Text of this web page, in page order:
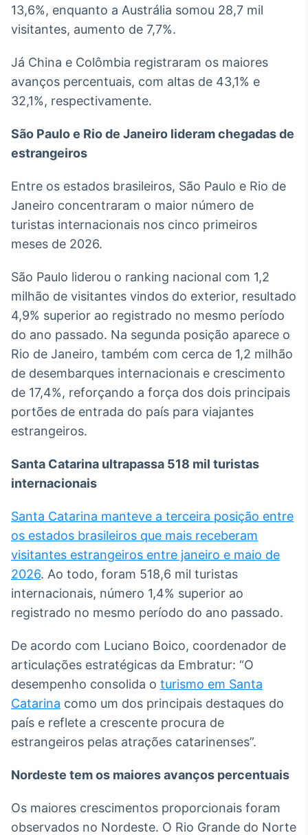
IA
Em breve
Em breve
Gestão de
de ativos
Em breve
13,6%, enquanto a Austrália somou 28,7 mil
visitantes, aumento de 7,7%.
Já China e Colômbia registraram os maiores
avanços percentuais, com altas de 43,1% e
32,1%, respectivamente.
São Paulo e Rio de Janeiro lideram chegadas de
estrangeiros
Entre os estados brasileiros, São Paulo e Rio de
Janeiro concentraram o maior número de
turistas internacionais nos cinco primeiros
meses de 2026.
São Paulo liderou o ranking nacional com 1,2
milhão de visitantes vindos do exterior, resultado
4,9% superior ao registrado no mesmo período
do ano passado. Na segunda posição aparece o
Rio de Janeiro, também com cerca de 1,2 milhão
de desembarques internacionais e crescimento
de 17,4%, reforçando a força dos dois principais
portões de entrada do país para viajantes
estrangeiros.
Santa Catarina ultrapassa 518 mil turistas
internacionais
Santa Catarina manteve a terceira posição entre
os estados brasileiros que mais receberam
visitantes estrangeiros entre janeiro e maio de
2026. Ao todo, foram 518,6 mil turistas
internacionais, número 1,4% superior ao
registrado no mesmo período do ano passado.
De acordo com Luciano Boico, coordenador de
articulações estratégicas da Embratur: “O
desempenho consolida o turismo em Santa
Catarina como um dos principais destaques do
país e reflete a crescente procura de
estrangeiros pelas atrações catarinenses”.
Nordeste tem os maiores avanços percentuais
Os maiores crescimentos proporcionais foram
observados no Nordeste. O Rio Grande do Norte